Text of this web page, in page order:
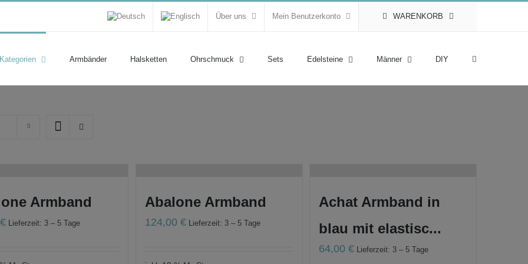
Über uns Mein Benutzerkonto WARENKORB
Armbänder Halsketten Ohrschmuck Sets Edelsteine Männer DIY
Armband
€ Lieferzeit: 3 – 5 Tage
Abalone Armband
124,00 € Lieferzeit: 3 – 5 Tage
Achat Armband in
blau mit elastisc...
64,00€ Lieferzeit: 3 – 5 Tage